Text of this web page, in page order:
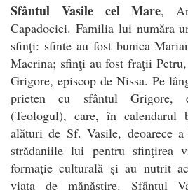
Sfântul Vasile cel Mare,
Capadociei. Familia lui număra
sfinţi: sfinte au fost bunica
Macrina; sfinţi au fost fraţii Petru,
Grigore, episcop de Nissa. Pe
prieten cu sfântul Grigore,
(Teologul), care, în calendarul
alături de Sf. Vasile, deoarece
strădaniile lui pentru sfinţirea
formaţie culturală şi au nutrit
viaţa de mănăstire. Sfântul